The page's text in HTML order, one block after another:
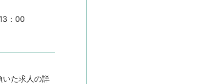
：00
いた求人の詳